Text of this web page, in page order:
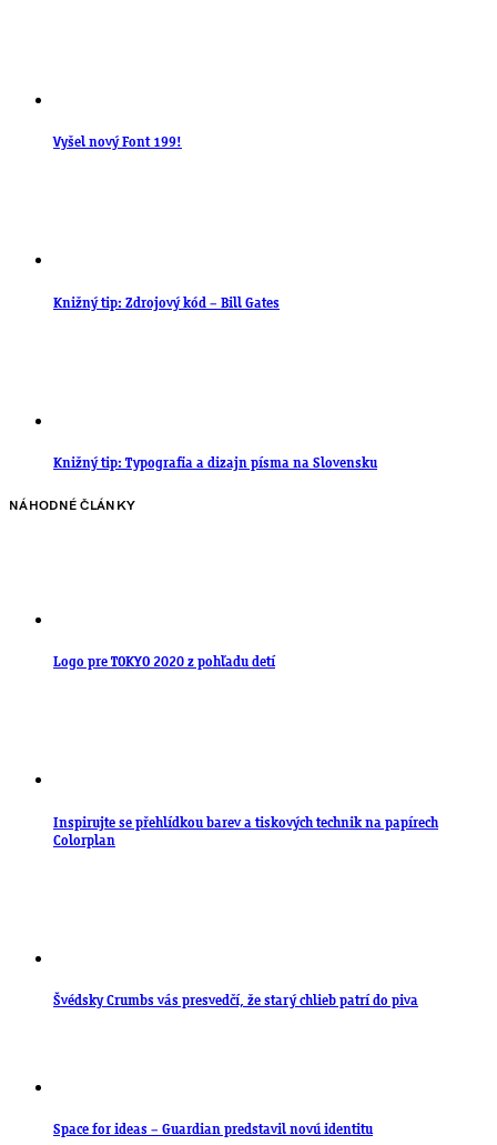
Vyšel nový Font 199!
Knižný tip: Zdrojový kód – Bill Gates
Knižný tip: Typografia a dizajn písma na Slovensku
NÁHODNÉ ČLÁNKY
Logo pre TOKYO 2020 z pohľadu detí
Inspirujte se přehlídkou barev a tiskových technik na papírech
Colorplan
Švédsky Crumbs vás presvedčí, že starý chlieb patrí do piva
Space for ideas – Guardian predstavil novú identitu